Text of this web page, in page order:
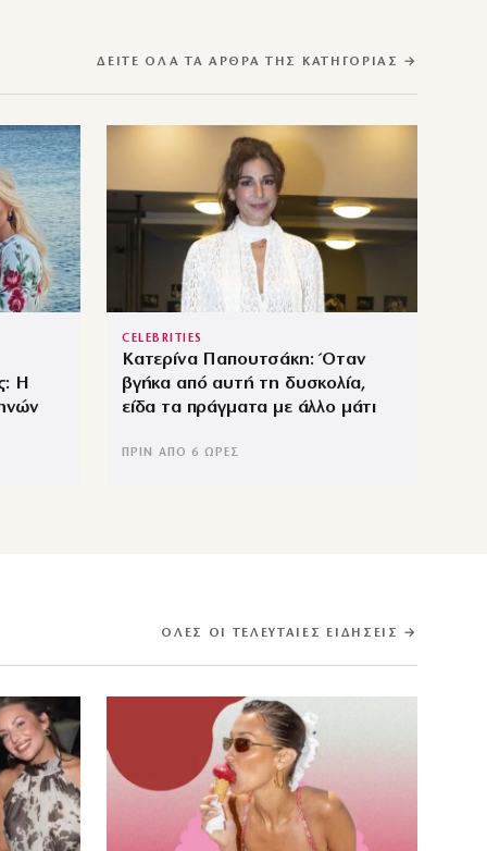
ΔΕΊΤΕ ΌΛΑ ΤΑ ΆΡΘΡΑ ΤΗΣ ΚΑΤΗΓΟΡΊΑΣ →
Η
CELEBRITIES
Κατερίνα Παπουτσάκη: Όταν
βγήκα από αυτή τη δυσκολία,
είδα τα πράγματα με άλλο μάτι
ΠΡΙΝ ΑΠΌ 6 ΏΡΕΣ
ΌΛΕΣ ΟΙ ΤΕΛΕΥΤΑΊΕΣ ΕΙΔΉΣΕΙΣ →